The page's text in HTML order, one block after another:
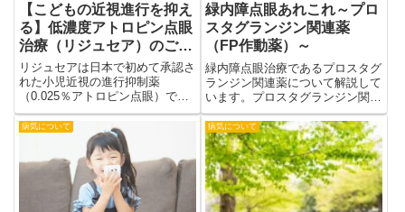
【こどもの近視進行を抑え
る】低濃度アトロピン点眼
治療（リジュセア）のご案
内
リジュセアは日本で初めて承認さ
れた小児近視の進行抑制薬
（0.025％アトロピン点眼）で
す。学童期の近視は眼軸が伸びる
ことで進行し、将来の強度近視は
緑内障や網膜剥離など重い目の病
気につながる可能性があります。
リジュセアは毎日就寝前に点眼す
ることで近視の進行を緩やかに
し、学業や生活に支障の少ない安
緑内障点眼あれこれ～プロ
スタグランジン関連薬
（FP作動薬）～
緑内障点眼治療であるプロスタグ
ランジン関連薬について解説して
います。プロスタグランジン関連
薬は緑内障点眼薬のなかで、最も
眼圧下降効果に優れて、全身的な
副作用もないため緑内障治療の第
1選択となっています。
病気について 病気について